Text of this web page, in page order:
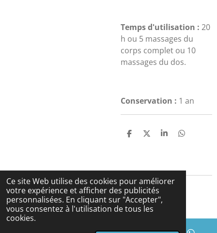
Ce site Web utilise des cookies pour améliorer
votre expérience et afficher des publicités
personnalisées. En cliquant sur "Accepter",
vous consentez à l'utilisation de tous les
cookies.
Temps d'utilisation : 20
h ou 5 massages du
corps complet ou 10
massages du dos.
Conservation : 1 an
P
e
r
P
e
r
P
e
P
© 2024 - 2026 lesbougiesdecristal.fr
Propulsé parWebador